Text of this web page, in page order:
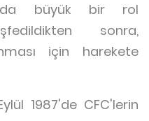
büyük bir rol
sonra,
için harekete
1987'de CFC'lerin